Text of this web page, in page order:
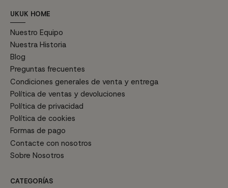
UKUK HOME
Nuestro Equipo
Nuestra Historia
Blog
Preguntas frecuentes
Condiciones generales de venta y entrega
Política de ventas y devoluciones
Política de privacidad
Política de cookies
Formas de pago
Contacte con nosotros
Sobre Nosotros
CATEGORÍAS